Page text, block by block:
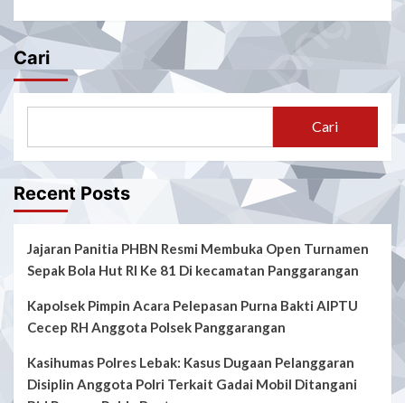
Cari
Cari
Recent Posts
Jajaran Panitia PHBN Resmi Membuka Open Turnamen
Sepak Bola Hut RI Ke 81 Di kecamatan Panggarangan
Kapolsek Pimpin Acara Pelepasan Purna Bakti AIPTU
Cecep RH Anggota Polsek Panggarangan
Kasihumas Polres Lebak: Kasus Dugaan Pelanggaran
Disiplin Anggota Polri Terkait Gadai Mobil Ditangani